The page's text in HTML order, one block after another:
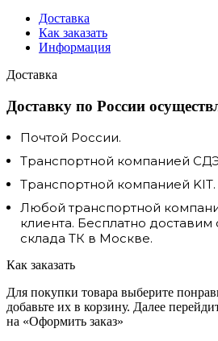
Доставка
Как заказать
Информация
Доставка
Доставку по России
Почтой России.
Транспортной компанией
Транспортной компанией KIT.
Любой транспортной
клиента. Бесплатно доставим
склада ТК в Москве.
Как заказать
Для покупки товара выберите
добавьте их в корзину. Далее
на «Оформить заказ»